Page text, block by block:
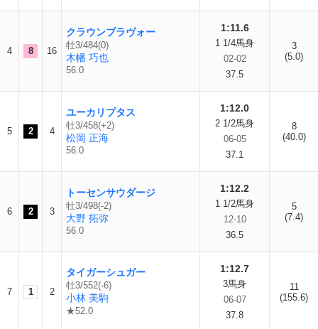
4 8 16
クラウンブラヴォー
牡3/484(0)
木幡 巧也
56.0
1:11.6
1 1/4馬身
02-02
37.5
3
(5.0)
5 2 4
ユーカリプタス
牡3/458(+2)
松岡 正海
56.0
1:12.0
2 1/2馬身
06-05
37.1
8
(40.0)
6 2 3
トーセンサウダージ
牡3/498(-2)
大野 拓弥
56.0
1:12.2
1 1/2馬身
12-10
36.5
5
(7.4)
7 1 2
タイガーシュガー
牡3/552(-6)
小林 美駒
★52.0
1:12.7
3馬身
06-07
37.8
11
(155.6)